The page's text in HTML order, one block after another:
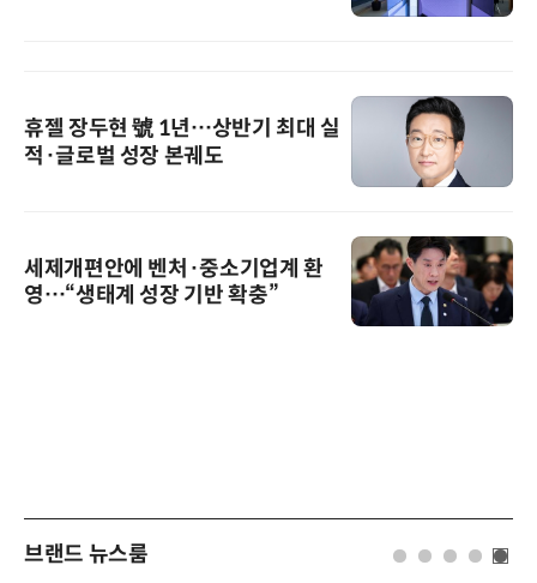
휴젤 장두현 號 1년…상반기 최대 실
적·글로벌 성장 본궤도
세제개편안에 벤처·중소기업계 환
영…“생태계 성장 기반 확충”
브랜드 뉴스룸